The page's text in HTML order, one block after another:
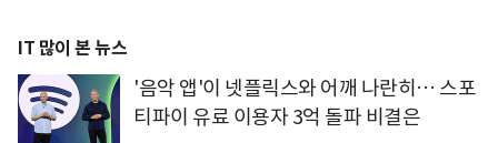
IT 많이 본 뉴스
'음악 앱'이 넷플릭스와 어깨 나란히… 스포
티파이 유료 이용자 3억 돌파 비결은